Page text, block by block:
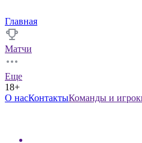
Главная
Матчи
Еще
18+
О насКонтактыКоманды и